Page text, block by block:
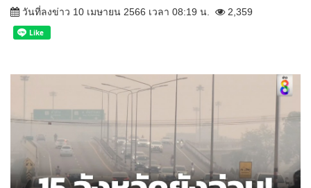
วันที่ลงข่าว 10 เมษายน 2566 เวลา 08:19 น. 2,359